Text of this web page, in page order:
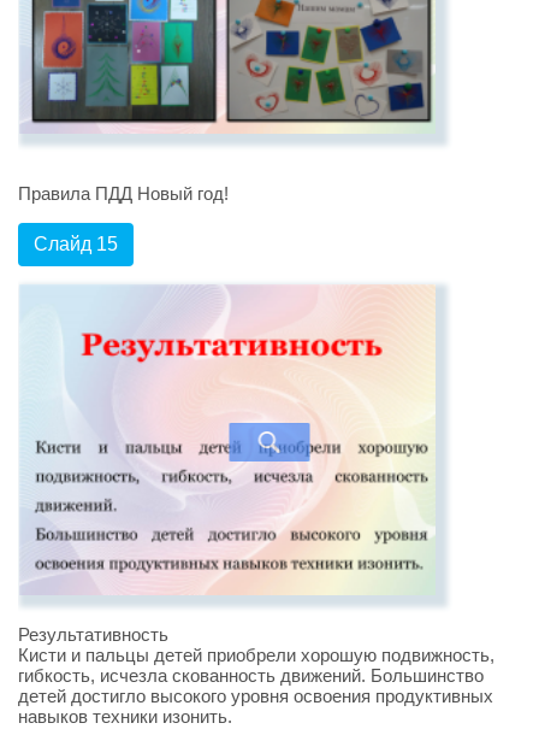
Правила ПДД Новый год!
Слайд 15
Результативность
Кисти и пальцы детей приобрели хорошую подвижность,
гибкость, исчезла скованность движений. Большинство
детей достигло высокого уровня освоения продуктивных
навыков техники изонить.